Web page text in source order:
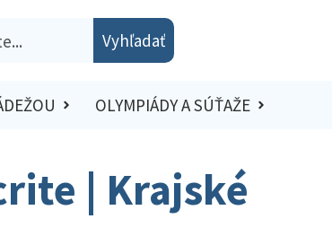
Vyhľadať
OLYMPIÁDY A SÚŤAŽE
| Krajské